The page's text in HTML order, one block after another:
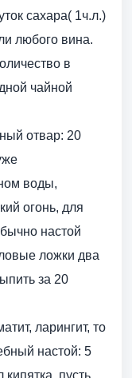
сахара( 1ч.л.)
любого вина.
в
чайной
отвар: 20
воды,
огонь, для
настой
ложки два
за 20
ларингит, то
настой: 5
пусть